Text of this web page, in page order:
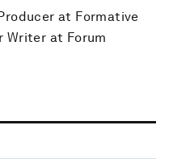
at Formative
Writer at Forum